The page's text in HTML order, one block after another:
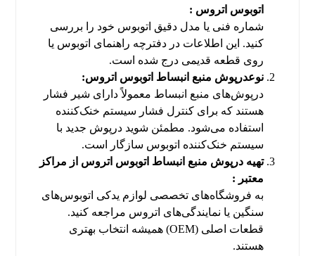
اتوبوس اتروس :
شماره فنی یا مدل دقیق اتوبوس خود را بررسی
کنید. این اطلاعات در دفترچه راهنمای اتوبوس یا
روی قطعه قدیمی درج شده است.
نوعدرپوش منبع انبساط اتوبوس اتروس:
درپوش‌های منبع انبساط معمولاً دارای شیر فشار
هستند که برای کنترل فشار سیستم خنک‌کننده
استفاده می‌شود. مطمئن شوید درپوش جدید با
سیستم خنک‌کننده اتوبوس سازگار است.
تهیه درپوش منبع انبساط اتوبوس اتروس از مراکز
معتبر :
به فروشگاه‌های تخصصی لوازم یدکی اتوبوس‌های
سنگین یا نمایندگی‌های اتروس مراجعه کنید.
قطعات اصلی (OEM) همیشه انتخاب بهتری
هستند.